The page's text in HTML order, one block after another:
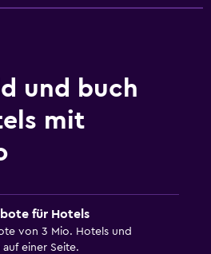
und buch
mit
für Hotels
von 3 Mio. Hotels und
einer Seite.